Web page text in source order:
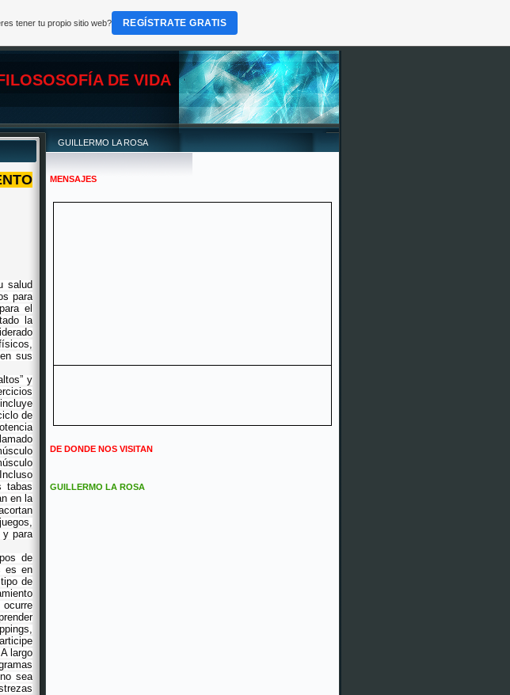
DE VIDA
salud
para
el
la
sus
y
de
tabas
en la
y para
de
es en
de
ocurre
largo
sea
GUILLERMO LA ROSA
MENSAJES
DE DONDE NOS VISITAN
GUILLERMO LA ROSA
tener tu propio sitio web? REGÍSTRATE GRATIS